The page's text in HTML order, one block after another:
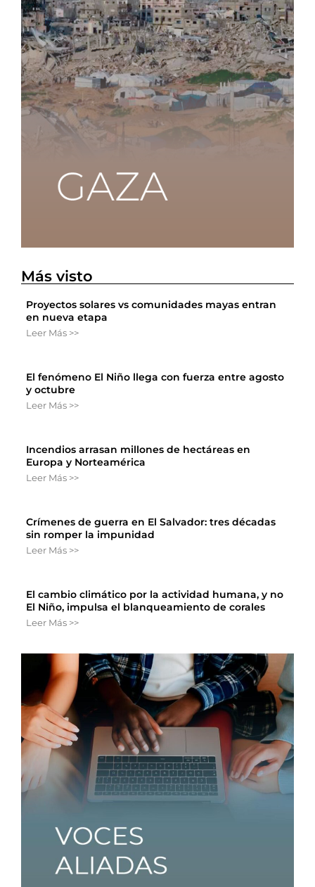
Más visto
Proyectos solares vs comunidades mayas entran
en nueva etapa
Leer Más >>
El fenómeno El Niño llega con fuerza entre agosto
y octubre
Leer Más >>
Incendios arrasan millones de hectáreas en
Europa y Norteamérica
Leer Más >>
Crímenes de guerra en El Salvador: tres décadas
sin romper la impunidad
Leer Más >>
El cambio climático por la actividad humana, y no
El Niño, impulsa el blanqueamiento de corales
Leer Más >>